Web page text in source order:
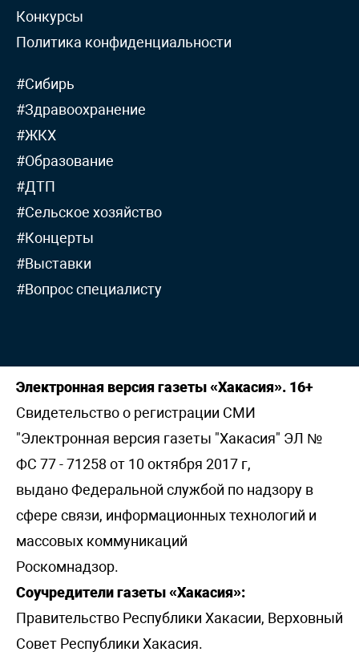
Конкурсы
Политика конфиденциальности
#Сибирь
#Здравоохранение
#ЖКХ
#Образование
#ДТП
#Сельское хозяйство
#Концерты
#Выставки
#Вопрос специалисту
Электронная версия газеты «Хакасия». 16+
Свидетельство о регистрации СМИ
"Электронная версия газеты "Хакасия" ЭЛ №
ФС 77 - 71258 от 10 октября 2017 г,
выдано Федеральной службой по надзору в
сфере связи, информационных технологий и
массовых коммуникаций
Роскомнадзор.
Соучредители газеты «Хакасия»:
Правительство Республики Хакасии, Верховный
Совет Республики Хакасия.